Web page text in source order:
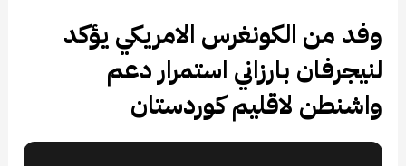
وفد من الكونغرس الامريكي يؤكد
لنيجرفان بارزاني استمرار دعم
واشنطن لاقليم كوردستان